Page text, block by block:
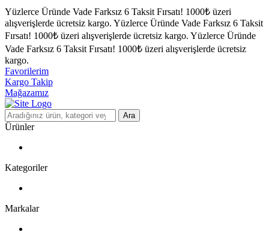
Yüzlerce Üründe Vade Farksız 6 Taksit Fırsatı! 1000₺ üzeri
alışverişlerde ücretsiz kargo. Yüzlerce Üründe Vade Farksız 6 Taksit
Fırsatı! 1000₺ üzeri alışverişlerde ücretsiz kargo. Yüzlerce Üründe
Vade Farksız 6 Taksit Fırsatı! 1000₺ üzeri alışverişlerde ücretsiz
kargo.
Favorilerim
Kargo Takip
Mağazamız
Ara
Ürünler
Kategoriler
Markalar